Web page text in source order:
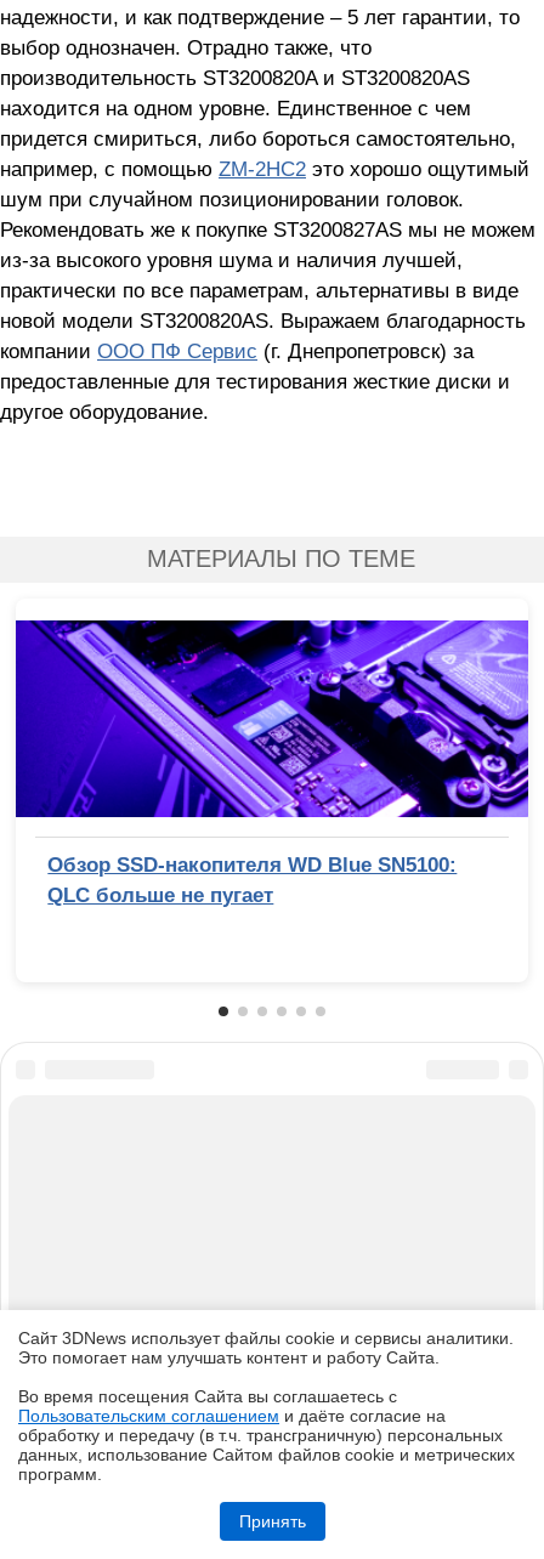
Обзор игрового QD-OLED WQHD-монитора Acer Predator X27U W1:
надежности, и как подтверждение – 5 лет гарантии, то
выбор однозначен. Отрадно также, что
производительность ST3200820A и ST3200820AS
находится на одном уровне. Единственное с чем
придется смириться, либо бороться самостоятельно,
например, с помощью ZM-2HC2 это хорошо ощутимый
шум при случайном позиционировании головок.
Рекомендовать же к покупке ST3200827AS мы не можем
из-за высокого уровня шума и наличия лучшей,
практически по все параметрам, альтернативы в виде
новой модели ST3200820AS. Выражаем благодарность
компании ООО ПФ Сервис (г. Днепропетровск) за
предоставленные для тестирования жесткие диски и
другое оборудование.
МАТЕРИАЛЫ ПО ТЕМЕ
Обзор SSD-накопителя WD Blue SN5100:
QLC больше не пугает
ЗАЩИЩЕНО CURATOR
© 1997—2026 Электронное периодическое издание "3ДНьюс" | Свидетельство о
регистрации СМИ Эл ФС 77-22224
выдано Федеральной Службой по надзору за соблюдением законодательства в сфере
массовых коммуникаций и охране культурного наследия
При цитировании документа ссылка на сайт с указанием автора обязательна. Полное
российского и международного законодательства и возможно только с согласия
редакции 3DNews.
Сайт 3DNews использует файлы cookie и сервисы аналитики.
Это помогает нам улучшать контент и работу Cайта.
Во время посещения Cайта вы соглашаетесь с
Пользовательским соглашением и даёте согласие на
обработку и передачу (в т.ч. трансграничную) персональных
данных, использование Cайтом файлов cookie и метрических
программ.
Принять